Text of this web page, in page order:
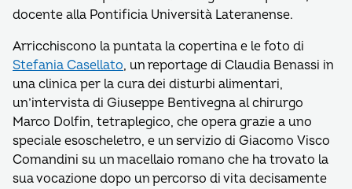
docente alla Pontificia Università Lateranense.
Arricchiscono la puntata la copertina e le foto di
Stefania Casellato, un reportage di Claudia Benassi in
una clinica per la cura dei disturbi alimentari,
un’intervista di Giuseppe Bentivegna al chirurgo
Marco Dolfin, tetraplegico, che opera grazie a uno
speciale esoscheletro, e un servizio di Giacomo Visco
Comandini su un macellaio romano che ha trovato la
sua vocazione dopo un percorso di vita decisamente